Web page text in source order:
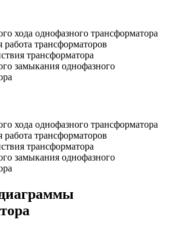
хода однофазного трансформатора
работа трансформаторов
трансформатора
замыкания однофазного
хода однофазного трансформатора
работа трансформаторов
трансформатора
замыкания однофазного